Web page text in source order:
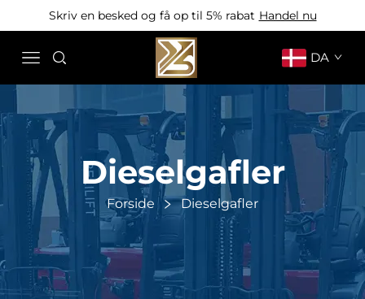
Skriv en besked og få op til 5% rabat Handel nu
DA
Dieselgafler
Forside Dieselgafler